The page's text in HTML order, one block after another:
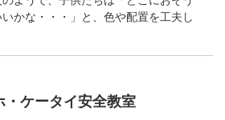
かな・・・」と、色や配置を工夫し
ケータイ安全教室